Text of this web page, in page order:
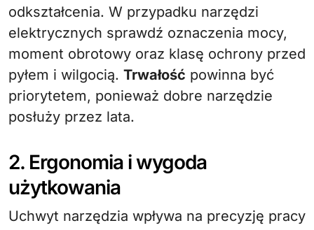
odkształcenia. W przypadku narzędzi
elektrycznych sprawdź oznaczenia mocy,
moment obrotowy oraz klasę ochrony przed
pyłem i wilgocią. Trwałość powinna być
priorytetem, ponieważ dobre narzędzie
posłuży przez lata.
2. Ergonomia i wygoda
użytkowania
Uchwyt narzędzia wpływa na precyzję pracy